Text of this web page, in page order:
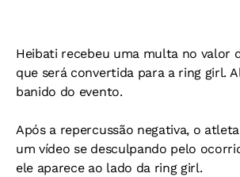
Heibati recebeu uma multa no valor
que será convertida para a ring girl.
banido do evento.
Após a repercussão negativa, o
um vídeo se desculpando pelo
ele aparece ao lado da ring girl.